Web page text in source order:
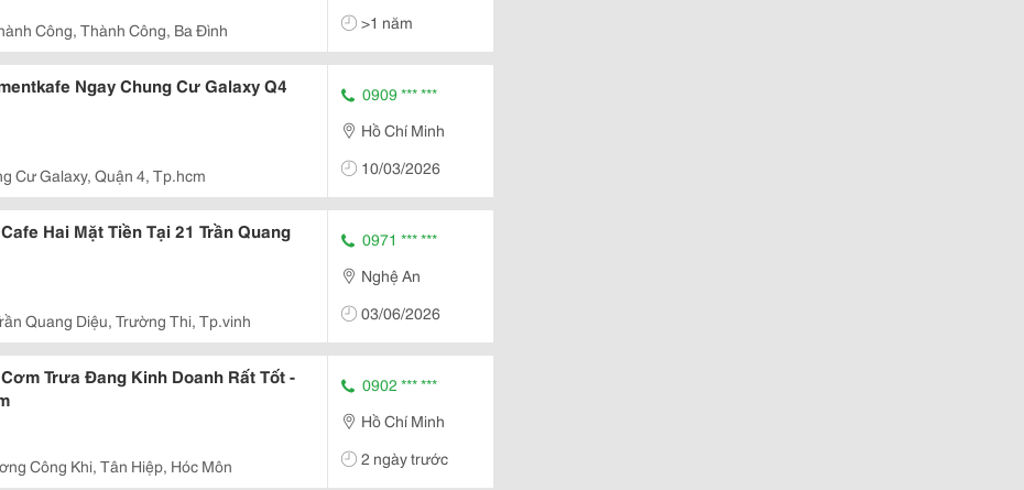
Công, Thành Công, Ba Đình
>1 năm
Ngay Chung Cư Galaxy Q4
Cư Galaxy, Quận 4, Tp.hcm
0909 *** ***
Hồ Chí Minh
10/03/2026
Hai Mặt Tiền Tại 21 Trần Quang
Quang Diệu, Trường Thi, Tp.vinh
0971 *** ***
Nghệ An
03/06/2026
Trưa Đang Kinh Doanh Rất Tốt -
Công Khi, Tân Hiệp, Hóc Môn
0902 *** ***
Hồ Chí Minh
2 ngày trước